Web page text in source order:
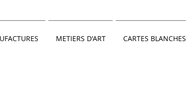
METIERS D'ART CARTES BLANCHES